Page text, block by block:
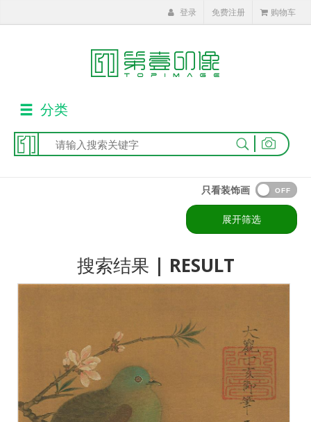
登录 免费注册 购物车
分类
|
只看装饰画 OFF
展开筛选
搜索结果 | RESULT